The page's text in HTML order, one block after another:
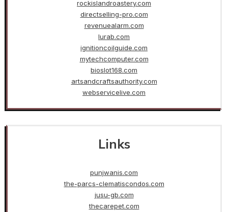
rockislandroastery.com
directselling-pro.com
revenuealarm.com
lurab.com
ignitioncoilguide.com
mytechcomputer.com
bioslot168.com
artsandcraftsauthority.com
webservicelive.com
Links
punjwanis.com
the-parcs-clematiscondos.com
jusu-gb.com
thecarepet.com